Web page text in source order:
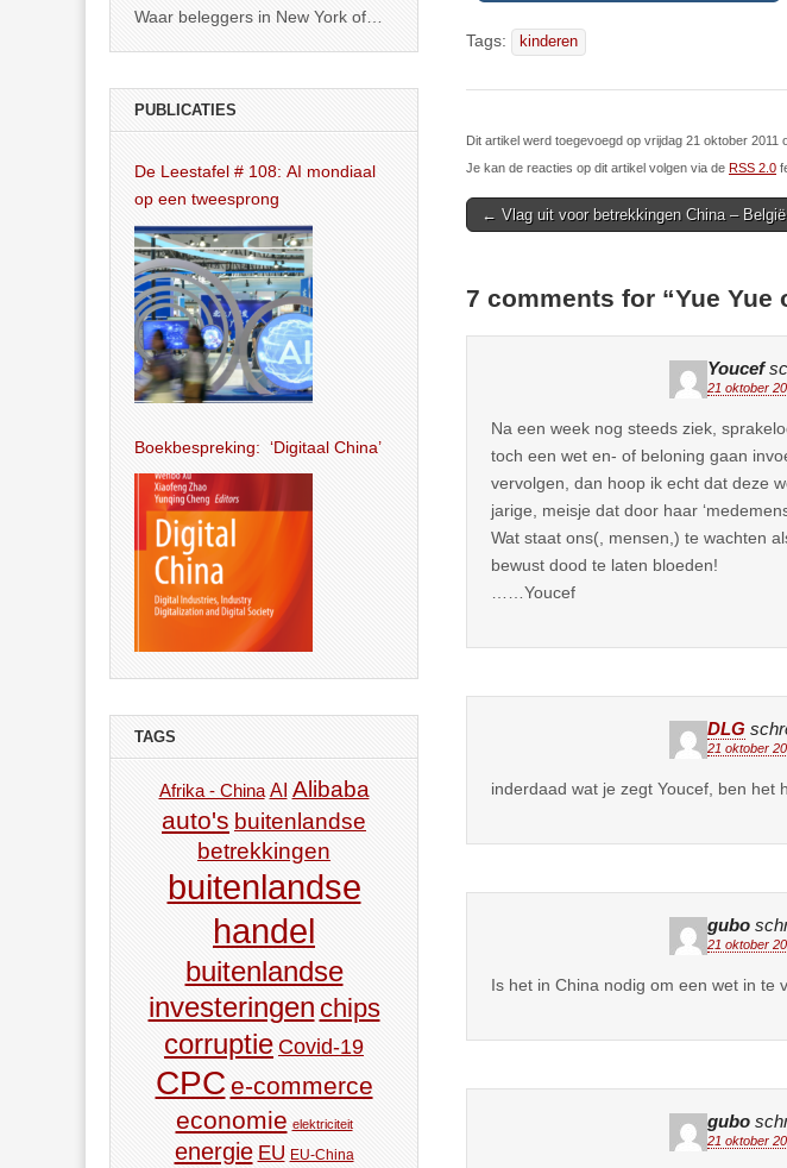
Tags: kinderen
Dit artikel werd toegevoegd op vrijdag 21 oktober 2011
Je kan de reacties op dit artikel volgen via de RSS 2.0
Post
← Vlag uit voor betrekkingen China –
7 comments for “Yue Yue
Youcef
21 oktober
Na een week nog steeds ziek,
toch een wet en- of beloning gaan
vervolgen, dan hoop ik echt dat deze
jarige, meisje dat door haar
Wat staat ons(, mensen,) te wachten
bewust dood te laten bloeden!
……Youcef
DLG
21 oktober
inderdaad wat je zegt Youcef, ben het
gubo
21 oktober
Is het in China nodig om een wet in te
gubo
21 oktober
Waar beleggers in New York of
PUBLICATIES
De Leestafel # 108: AI mondiaal
op een tweesprong
Boekbespreking: ‘Digitaal China’
TAGS
Afrika - China AI Alibaba
auto's buitenlandse
betrekkingen
buitenlandse
handel
buitenlandse
investeringen chips
corruptie Covid-19
CPC e-commerce
economie elektriciteit
energie EU EU-China